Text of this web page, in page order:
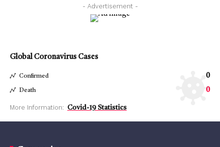
- Advertisement -
Global Coronavirus Cases
Confirmed 0
Death 0
More Information: Covid-19 Statistics